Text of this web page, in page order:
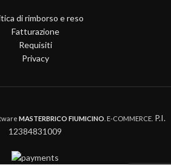
di rimborso e reso
Fatturazione
Requisiti
Privacy
MASTERBRICO FIUMICINO . E-COMMERCE. P.I.
12384831009